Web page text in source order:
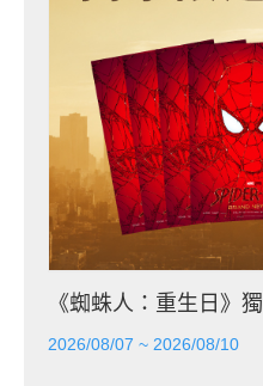
《蜘蛛人：重生日》
2026/08/07 ~ 2026/08/10